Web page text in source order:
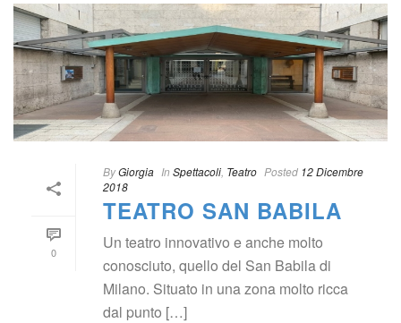
0
ByGiorgia In Spettacoli Teatro Posted 12 Dicembre
2018
TEATRO SAN BABILA
Un teatro innovativo e anche molto
conosciuto, quello del San Babila di
Milano. Situato in una zona molto ricca
dal punto […]